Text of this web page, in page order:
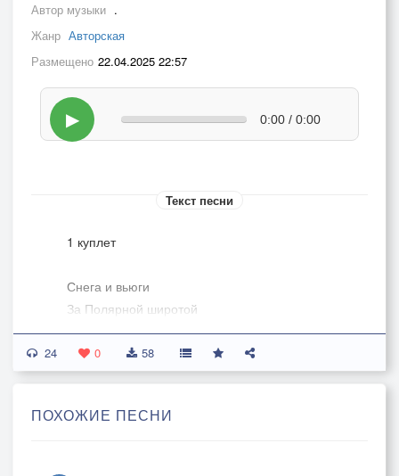
Автор музыки .
Жанр Авторская
Размещено 22.04.2025 22:57
▶ 0:00 / 0:00
Текст песни
1 куплет
Снега и вьюги
За Полярной широтой
За Полярной широтой
Пусть было туго
Но врага мы - с глаз долой
Хотел он Мурманск
24 0 58
ПОХОЖИЕ ПЕСНИ